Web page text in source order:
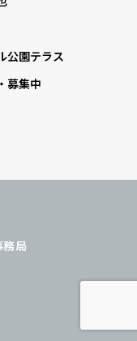
公園テラス
募集中
局